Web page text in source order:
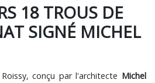
18 TROUS DE
SIGNÉ MICHEL
conçu par l'architecte Michel